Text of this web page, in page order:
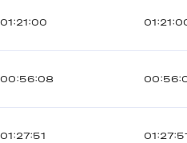
01:21:00
00:56:08
01:27:51